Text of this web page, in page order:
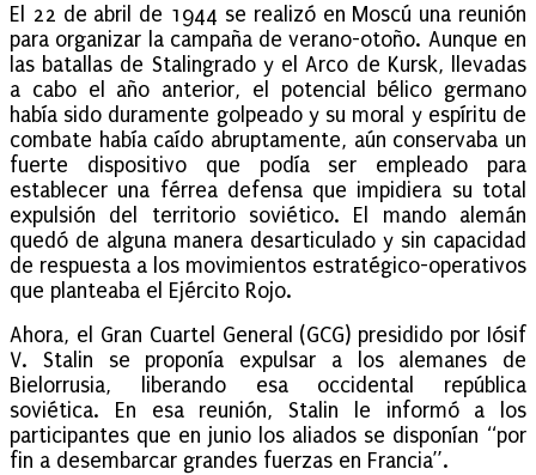
El 22 de abril de 1944 se realizó en Moscú una reunión
para organizar la campaña de verano-otoño. Aunque en
las batallas de Stalingrado y el Arco de Kursk, llevadas
a cabo el año anterior, el potencial bélico germano
había sido duramente golpeado y su moral y espíritu de
combate había caído abruptamente, aún conservaba un
fuerte dispositivo que podía ser empleado para
establecer una férrea defensa que impidiera su total
expulsión del territorio soviético. El mando alemán
quedó de alguna manera desarticulado y sin capacidad
de respuesta a los movimientos estratégico-operativos
que planteaba el Ejército Rojo.
Ahora, el Gran Cuartel General (GCG) presidido por Iósif
V. Stalin se proponía expulsar a los alemanes de
Bielorrusia, liberando esa occidental república
soviética. En esa reunión, Stalin le informó a los
participantes que en junio los aliados se disponían “por
fin a desembarcar grandes fuerzas en Francia”.